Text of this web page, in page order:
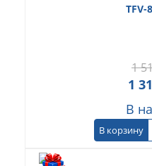
TFV-
1
1
В
В корзину